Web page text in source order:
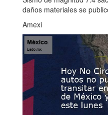
daños materiales se
Amexi